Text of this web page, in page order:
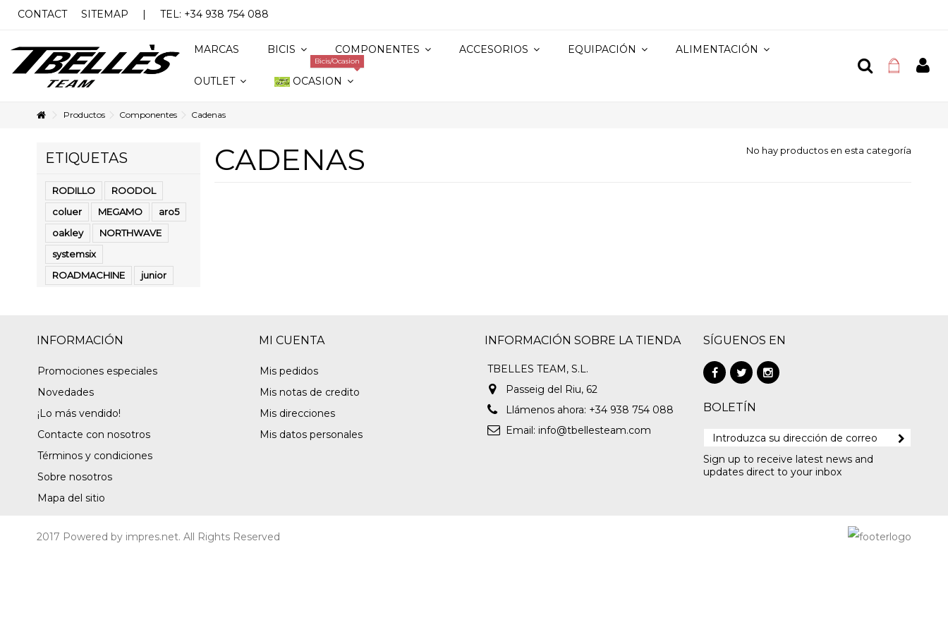
CONTACT SITEMAP | TEL: +34 938 754 088
MARCAS BICIS COMPONENTES ACCESORIOS EQUIPACIÓN ALIMENTACIÓN
OUTLET OCASION
Bicis/Ocasion
Productos Componentes Cadenas
CADENAS No hay productos en esta categoría
ETIQUETAS
RODILLO
ROODOL
coluer
MEGAMO
aro5
oakley
NORTHWAVE
systemsix
ROADMACHINE
junior
INFORMACIÓN
Promociones especiales
Novedades
¡Lo más vendido!
Contacte con nosotros
Términos y condiciones
Sobre nosotros
Mapa del sitio
MI CUENTA
Mis pedidos
Mis notas de credito
Mis direcciones
Mis datos personales
INFORMACIÓN SOBRE LA TIENDA
TBELLES TEAM, S.L.
Passeig del Riu, 62
Llámenos ahora: +34 938 754 088
Email: info@tbellesteam.com
SÍGUENOS EN
BOLETÍN
Sign up to receive latest news and
updates direct to your inbox
2017 Powered by impres.net. All Rights Reserved